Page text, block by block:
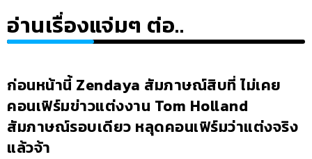
อ่านเรื่องแจ่มๆ ต่อ..
ก่อนหน้านี้ Zendaya สัมภาษณ์สิบที่ ไม่เคย
คอนเฟิร์มข่าวแต่งงาน Tom Holland
สัมภาษณ์รอบเดียว หลุดคอนเฟิร์มว่าแต่งจริง
แล้วจ้า